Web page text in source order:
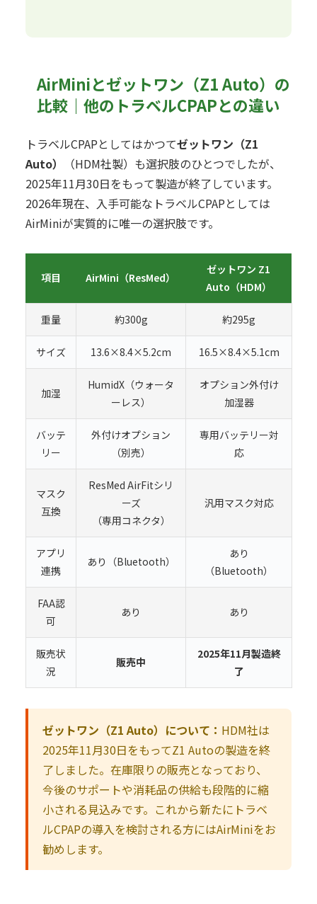
AirMiniとゼットワン（Z1 Auto）の
比較｜他のトラベルCPAPとの違い
トラベルCPAPとしてはかつてゼットワン（Z1
Auto）
（HDM社製）も選択肢のひとつでしたが、
2025年11月30日をもって製造が終了しています。
2026年現在、入手可能なトラベルCPAPとしては
AirMiniが実質的に唯一の選択肢です。
項目 AirMini（ResMed）
ゼットワン Z1
Auto（HDM）
重量 約300g 約295g
サイズ 13.6×8.4×5.2cm 16.5×8.4×5.1cm
加湿
HumidX（ウォータ
ーレス）
オプション外付け
加湿器
バッテ
リー
外付けオプション
（別売）
専用バッテリー対
応
マスク
互換
ResMed AirFitシリ
ーズ
（専用コネクタ）
汎用マスク対応
アプリ
連携
あり（Bluetooth）
あり
（Bluetooth）
FAA認
可
あり あり
販売状
況
販売中
2025年11月製造終
了
ゼットワン（Z1 Auto）について： HDM社は
2025年11月30日をもってZ1 Autoの製造を終
了しました。在庫限りの販売となっており、
今後のサポートや消耗品の供給も段階的に縮
小される見込みです。これから新たにトラベ
ルCPAPの導入を検討される方にはAirMiniをお
勧めします。